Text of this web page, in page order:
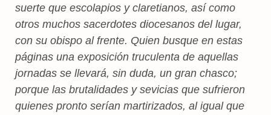
suerte que escolapios y claretianos, así como
otros muchos sacerdotes diocesanos del lugar,
con su obispo al frente. Quien busque en estas
páginas una exposición truculenta de aquellas
jornadas se llevará, sin duda, un gran chasco;
porque las brutalidades y sevicias que sufrieron
quienes pronto serían martirizados, al igual que